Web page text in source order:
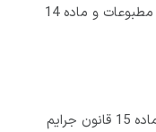
3ـ انتشار، توزيع و معامله محتواي خلاف عفت عمومي( مبتذل و مستهجن) بند 2 ماده 6 قانون مطبوعات و ماده 14
4ـ تحريك، تشويق، ترغيب، تهديد يا تطميع افراد به دستيابي به محتويات مستهجن و مبتذل ( ماده 15 قانون جرايم